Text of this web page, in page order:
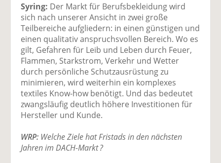
Syring: Der Markt für Berufsbekleidung wird
sich nach unserer Ansicht in zwei große
Teilbereiche aufgliedern: in einen günstigen und
einen qualitativ anspruchsvollen Bereich. Wo es
gilt, Gefahren für Leib und Leben durch Feuer,
Flammen, Starkstrom, Verkehr und Wetter
durch persönliche Schutzausrüstung zu
minimieren, wird weiterhin ein komplexes
textiles Know-how benötigt. Und das bedeutet
zwangsläufig deutlich höhere Investitionen für
Hersteller und Kunde.
WRP: Welche Ziele hat Fristads in den nächsten
Jahren im DACH-Markt ?